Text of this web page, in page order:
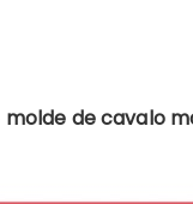
molde de cavalo